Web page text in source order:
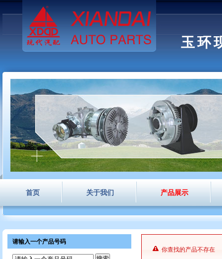
玉环
首页 关于我们 产品展示
你查找的产品不存在
请输入一个产品号码